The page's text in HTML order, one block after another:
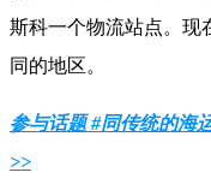
斯科一个物流站点。现
同的地区。
参与话题 #同传统的海
>>